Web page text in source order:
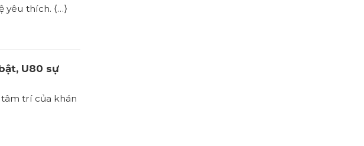
yêu thích. ⟨…⟩
U80 sự
trí của khán